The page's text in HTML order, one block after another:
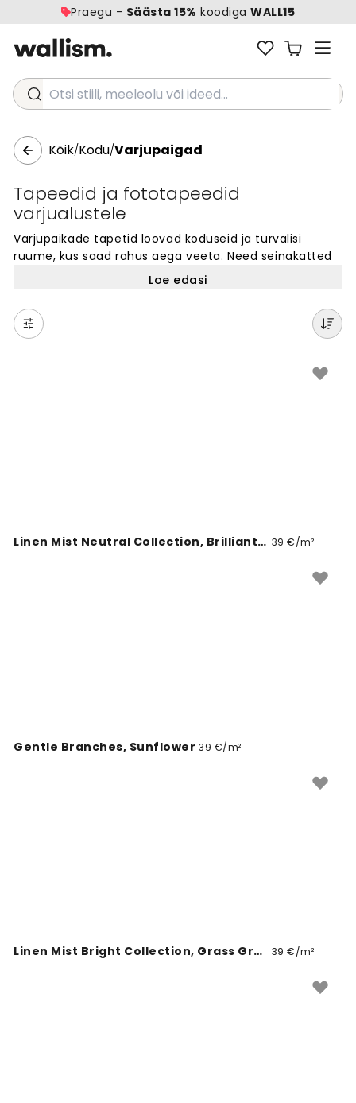
Praegu - Säästa 15% koodiga WALL15
Otsi stiili, meeleolu või ideed...
Kõik/Kodu/Varjupaigad
Tapeedid ja fototapeedid
varjualustele
Varjupaikade tapetid loovad koduseid ja turvalisi
ruume, kus saad rahus aega veeta. Need seinakatted
sobivad väiksematesse ruumidesse, lugemise
varjupaiga seinakattete valik pakub erinevaid disaine,
mis muudavad sinu ruumi hubaseks ja rahulikuks. Vali
sadade ainulaadsete mustrite hulgast, mis sobivad
kvaliteetsest materjalist ja tehtud sinu seina mõõtude
Loe edasi
Linen Mist Neutral Collection, Brilliant White 39 €/m²
Gentle Branches, Sunflower 39 €/m²
Linen Mist Bright Collection, Grass Green 39 €/m²